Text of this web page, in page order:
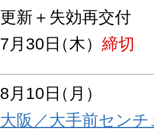
更新＋失効再交付
7月30日（木） 締切
8月10日（月）
大阪／大手前セン